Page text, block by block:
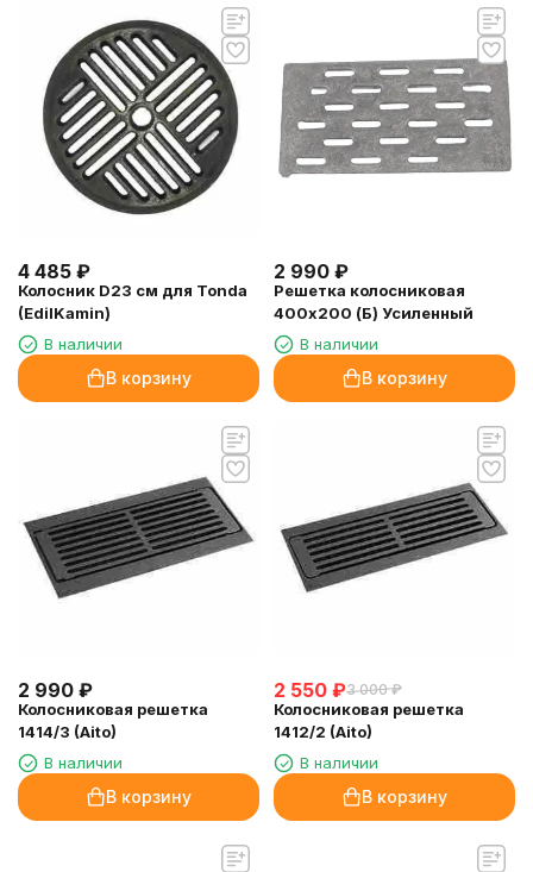
4 485 ₽
Колосник D23 см для Tonda
(EdilKamin)
В наличии
В корзину
2 990 ₽
Решетка колосниковая
400х200 (Б) Усиленный
В наличии
В корзину
2 990 ₽
Колосниковая решетка
1414/3 (Aito)
В наличии
В корзину
2 550 ₽3 000 ₽
Колосниковая решетка
1412/2 (Aito)
В наличии
В корзину